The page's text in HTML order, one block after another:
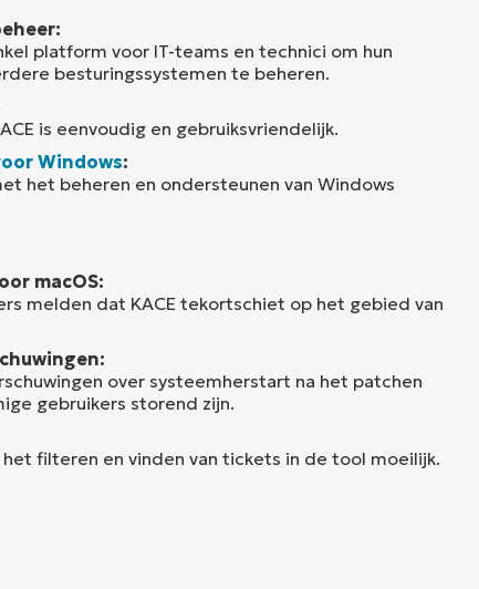
platform voor IT-teams en technici om hun
besturingssystemen te beheren.
is eenvoudig en gebruiksvriendelijk.
Windows:
het beheren en ondersteunen van Windows
macOS:
melden dat KACE tekortschiet op het gebied van
over systeemherstart na het patchen
gebruikers storend zijn.
het filteren en vinden van tickets in de tool moeilijk.